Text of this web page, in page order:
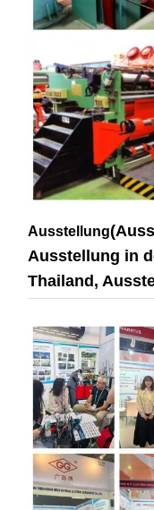
Ausstellung
Ausstellung in
Thailand,